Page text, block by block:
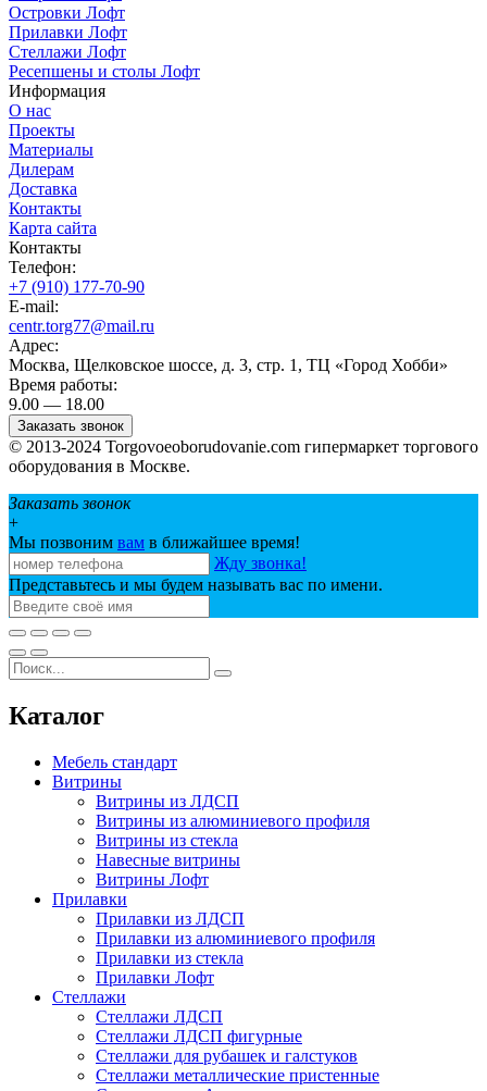
Островки Лофт
Прилавки Лофт
Стеллажи Лофт
Ресепшены и столы Лофт
Информация
О нас
Проекты
Материалы
Дилерам
Доставка
Контакты
Карта сайта
Контакты
Телефон:
+7 (910) 177-70-90
E-mail:
centr.torg77@mail.ru
Адрес:
Москва, Щелковское шоссе, д. 3, стр. 1, ТЦ «Город Хобби»
Время работы:
9.00 — 18.00
Заказать звонок
© 2013-2024 Torgovoeoborudovanie.com гипермаркет торгового
оборудования в Москве.
Заказать звонок
+
Мы позвоним вам в ближайшее время!
Жду звонка!
Представьтесь и мы будем называть вас по имени.
Каталог
Мебель стандарт
Витрины
Витрины из ЛДСП
Витрины из алюминиевого профиля
Витрины из стекла
Навесные витрины
Витрины Лофт
Прилавки
Прилавки из ЛДСП
Прилавки из алюминиевого профиля
Прилавки из стекла
Прилавки Лофт
Стеллажи
Стеллажи ЛДСП
Стеллажи ЛДСП фигурные
Стеллажи для рубашек и галстуков
Стеллажи металлические пристенные